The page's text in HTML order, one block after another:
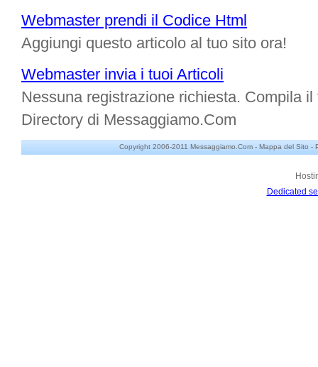
Webmaster prendi il Codice Html
Aggiungi questo articolo al tuo sito ora!
Webmaster invia i tuoi Articoli
Nessuna registrazione richiesta. Compila
Directory di Messaggiamo.Com
Copyright 2006-2011 Messaggiamo.Com - Mappa del Sito -
Dedicated